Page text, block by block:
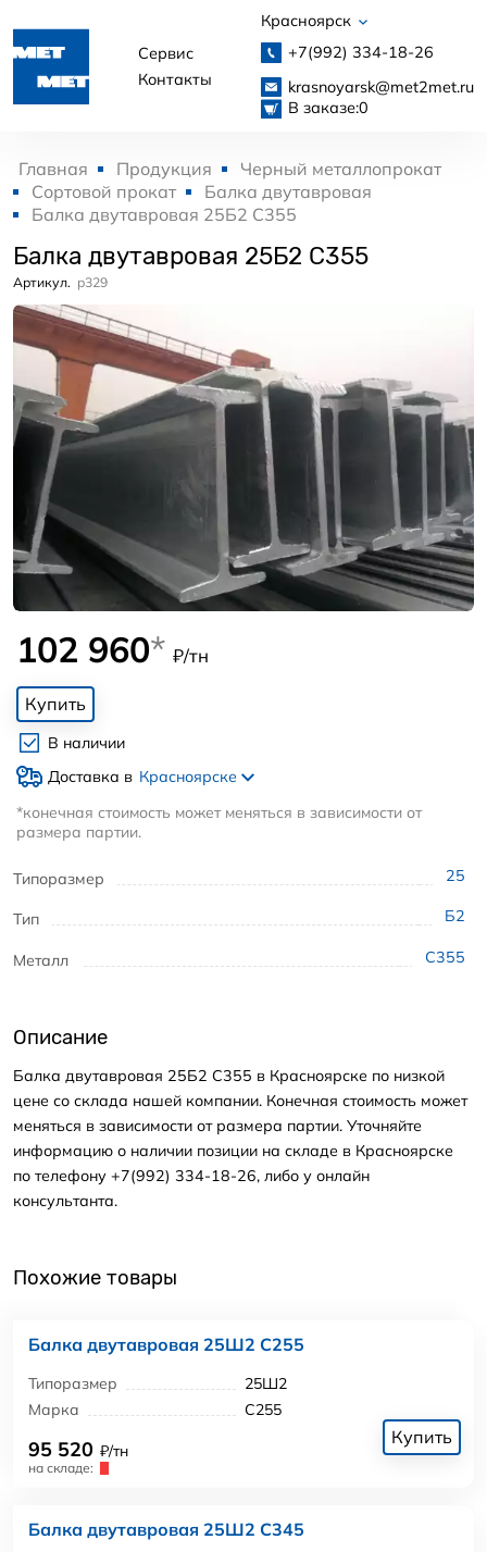
Сервис
Контакты
Красноярск
+7(992) 334-18-26
krasnoyarsk@met2met.ru
В заказе:0
Главная Продукция
Черный металлопрокат
Сортовой прокат
Балка двутавровая
Балка двутавровая 25Б2 С355
Балка двутавровая 25Б2 С355
Артикул. p329
Типоразмер 25
Тип Б2
Металл С355
102 960* ₽/тн
Купить
В наличии
Доставка в Красноярске
*конечная стоимость может меняться в зависимости от
размера партии.
Описание
Балка двутавровая 25Б2 С355 в Красноярске по низкой
цене со склада нашей компании. Конечная стоимость может
меняться в зависимости от размера партии. Уточняйте
информацию о наличии позиции на складе в Красноярске
по телефону +7(992) 334-18-26, либо у онлайн
консультанта.
Похожие товары
Балка двутавровая 25Ш2 С255
Типоразмер
25Ш2
Марка
С255
95 520 ₽/тн
на складе:
Купить
Балка двутавровая 25Ш2 С345